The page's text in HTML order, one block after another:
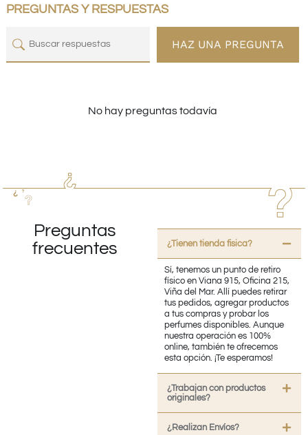
PREGUNTAS Y RESPUESTAS
HAZ UNA PREGUNTA
No hay preguntas todavía
Preguntas
frecuentes
¿Tienen tienda fisica?
Sí, tenemos un punto de retiro
físico en Viana 915, Oficina 215,
Viña del Mar. Allí puedes retirar
tus pedidos, agregar productos
a tus compras y probar los
perfumes disponibles. Aunque
nuestra operación es 100%
online, también te ofrecemos
esta opción. ¡Te esperamos!
¿Trabajan con productos
originales?
¿Realizan Envíos?